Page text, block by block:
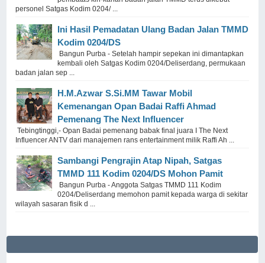
personel Satgas Kodim 0204/ ...
Ini Hasil Pemadatan Ulang Badan Jalan TMMD
Kodim 0204/DS
Bangun Purba - Setelah hampir sepekan ini dimantapkan
kembali oleh Satgas Kodim 0204/Deliserdang, permukaan
badan jalan sep ...
H.M.Azwar S.Si.MM Tawar Mobil
Kemenangan Opan Badai Raffi Ahmad
Pemenang The Next Influencer
Tebingtinggi,- Opan Badai pemenang babak final juara I The Next
Influencer ANTV dari manajemen rans entertainment milik Raffi Ah ...
Sambangi Pengrajin Atap Nipah, Satgas
TMMD 111 Kodim 0204/DS Mohon Pamit
Bangun Purba - Anggota Satgas TMMD 111 Kodim
0204/Deliserdang memohon pamit kepada warga di sekitar
wilayah sasaran fisik d ...